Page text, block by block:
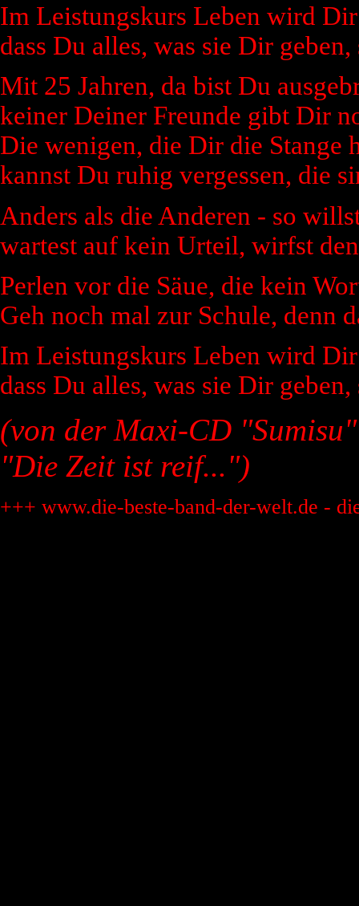
Im Leistungskurs Leben wird
dass Du alles, was sie Dir
Mit 25 Jahren, da bist Du
keiner Deiner Freunde gibt Dir
Die wenigen, die Dir die Stange
kannst Du ruhig vergessen, die
Anders als die Anderen - so
wartest auf kein Urteil, wirfst
Perlen vor die Säue, die kein
Geh noch mal zur Schule, denn
Im Leistungskurs Leben wird
dass Du alles, was sie Dir
(von der Maxi-CD
"Die Zeit ist reif...")
+++ www.die-beste-band-der-welt.de -